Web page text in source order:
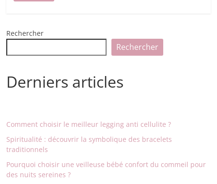
Rechercher
Rechercher
Derniers articles
Comment choisir le meilleur legging anti cellulite ?
Spiritualité : découvrir la symbolique des bracelets
traditionnels
Pourquoi choisir une veilleuse bébé confort du commeil pour
des nuits sereines ?